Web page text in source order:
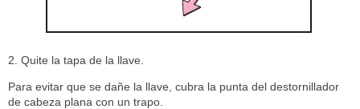
2. Quite la tapa de la llave.
Para evitar que se dañe la llave, cubra la punta del destornillador
de cabeza plana con un trapo.